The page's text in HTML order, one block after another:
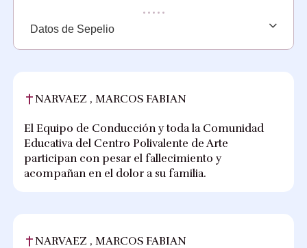
Datos de Sepelio
NARVAEZ , MARCOS FABIAN
El Equipo de Conducción y toda la Comunidad
Educativa del Centro Polivalente de Arte
participan con pesar el fallecimiento y
acompañan en el dolor a su familia.
NARVAEZ , MARCOS FABIAN